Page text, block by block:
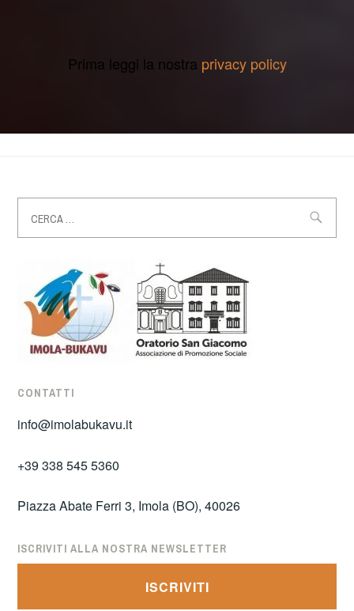
Prima leggi la nostra privacy policy
per:
CONTATTI
info@imolabukavu.it
+39 338 545 5360
Piazza Abate Ferri 3, Imola (BO), 40026
ISCRIVITI ALLA NOSTRA NEWSLETTER
ISCRIVITI